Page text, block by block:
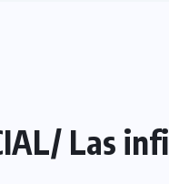
Las